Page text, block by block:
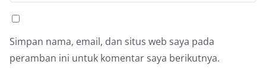
Simpan nama, email, dan situs web saya pada
peramban ini untuk komentar saya berikutnya.